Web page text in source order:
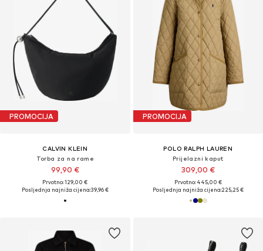
PROMOCIJA
CALVIN KLEIN
Torba za na rame
99,90 €
Prvotno: 129,00 €
Posljednja najniža cijena:39,96 €
PROMOCIJA
POLO RALPH LAUREN
Prijelazni kaput
309,00 €
Prvotno: 445,00 €
Posljednja najniža cijena:225,25 €